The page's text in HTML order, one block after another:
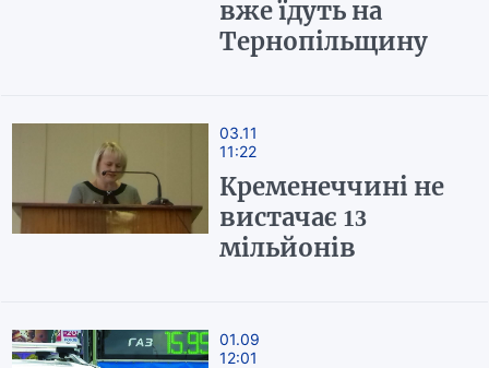
вже їдуть на
Тернопільщину
03.11
11:22
Кременеччині не
вистачає 13
мільйонів
01.09
12:01